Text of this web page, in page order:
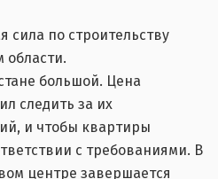
сила по строительству
области.
большой. Цена
следить за их
и чтобы квартиры
с требованиями. В
центре завершается